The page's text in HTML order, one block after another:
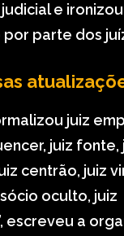
e
parte dos
juiz
juiz fonte,
centrão, juiz
oculto, juiz
escreveu a